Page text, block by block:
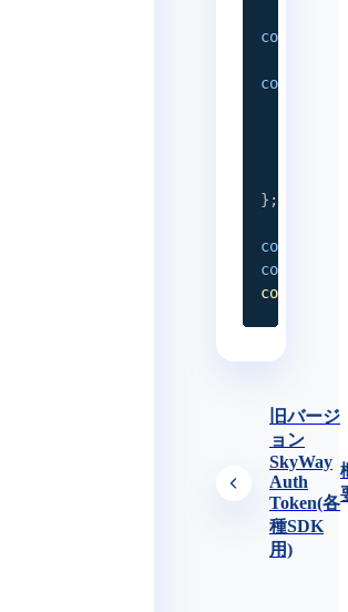
const
const
} ;
const
const
console
旧バージ
ョン
SkyWay
Auth
Token(各
種SDK
用)